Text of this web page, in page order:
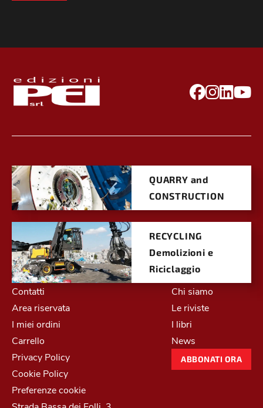
QUARRY and
CONSTRUCTION
RECYCLING
Demolizioni e
Riciclaggio
Contatti
Area riservata
I miei ordini
Carrello
Privacy Policy
Cookie Policy
Preferenze cookie
Chi siamo
Le riviste
I libri
News
ABBONATI ORA